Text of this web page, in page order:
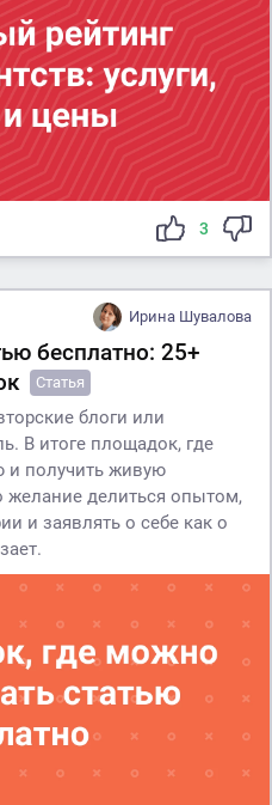
3
Ирина Шувалова
бесплатно: 25+
Статья
блоги или
В итоге площадок, где
и получить живую
желание делиться опытом,
и заявлять о себе как о